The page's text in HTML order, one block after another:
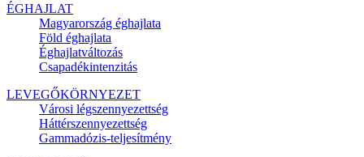
ÉGHAJLAT
Magyarország éghajlata
Föld éghajlata
Éghajlatváltozás
Csapadékintenzitás
LEVEGŐKÖRNYEZET
Városi légszennyezettség
Háttérszennyezettség
Gammadózis-teljesítmény